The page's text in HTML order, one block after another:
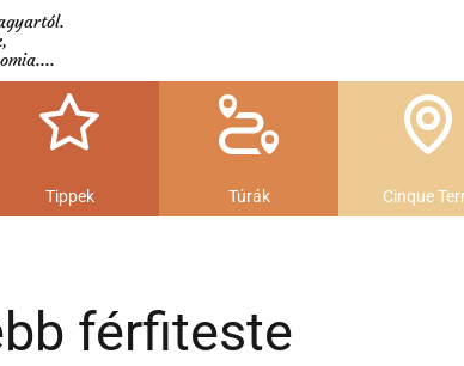
Tippek Túrák Cinque
férfiteste